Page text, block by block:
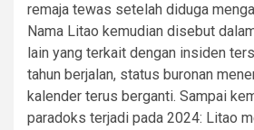
remaja tewas setelah diduga
Nama Litao kemudian disebut
lain yang terkait dengan insiden
tahun berjalan, status buronan
kalender terus berganti. Sampai
paradoks terjadi pada 2024: Litao